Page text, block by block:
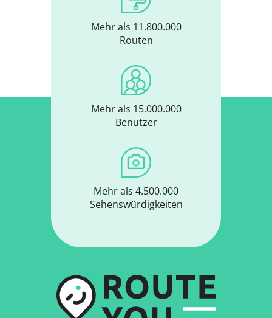
Mehr als 11.800.000
Routen
Mehr als 15.000.000
Benutzer
Mehr als 4.500.000
Sehenswürdigkeiten